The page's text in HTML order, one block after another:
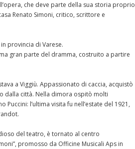
che deve parte della sua storia proprio
Renato Simoni, critico, scrittore e
provincia di Varese.
gran parte del dramma, costruito a partire
a Viggiù. Appassionato di caccia, acquistò
dalla città. Nella dimora ospitò molti
l’ultima visita fu nell’estate del 1921,
del teatro, è tornato al centro
promosso da Officine Musicali Aps in